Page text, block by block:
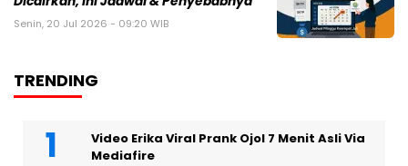
Senin, 20 Jul 2026 - 09:20 WIB
TRENDING
Video Erika Viral Prank Ojol 7 Menit Asli Via
Mediafire